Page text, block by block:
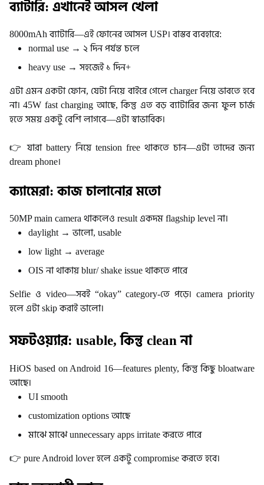
ব্যাটারি: এখানেই আসল খেলা
8000mAh ব্যাটারি—এই ফোনের আসল USP।বাস্তব ব্যবহারে:
normal use → ২ দিন পর্যন্ত চলে
heavy use → সহজেই ১ দিন+
এটা এমন একটা ফোন, যেটা নিয়ে বাইরে গেলে charger নিয়ে ভাবতে হবে
না।45W fast charging আছে, কিন্তু এত বড় ব্যাটারির জন্য ফুল চার্জ
হতে সময় একটু বেশি লাগবে—এটা স্বাভাবিক।
👉 যারা battery নিয়ে tension free থাকতে চান—এটা তাদের জন্য
dream phone।
ক্যামেরা: কাজ চালানোর মতো
50MP main camera থাকলেও result একদম flagship level না।
daylight → ভালো, usable
low light → average
OIS না থাকায় blur/ shake issue থাকতে পারে
Selfie ও video—সবই “okay” category-তে পড়ে।camera priority
হলে এটা skip করাই ভালো।
সফটওয়্যার: usable, কিন্তু clean না
HiOS based on Android 16—features plenty, কিন্তু কিছু bloatware
আছে।
UI smooth
customization options আছে
মাঝে মাঝে unnecessary apps irritate করতে পারে
👉 pure Android lover হলে একটু compromise করতে হবে।